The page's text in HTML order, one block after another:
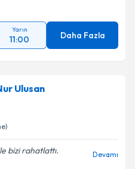
Yarın
11:00 Daha Fazla
Ulusan
bizi rahatlattı.
Devamı